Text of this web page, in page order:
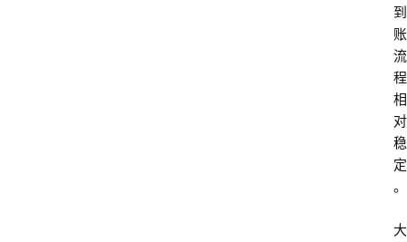
到
账
流
程
相
对
稳
定
。
大